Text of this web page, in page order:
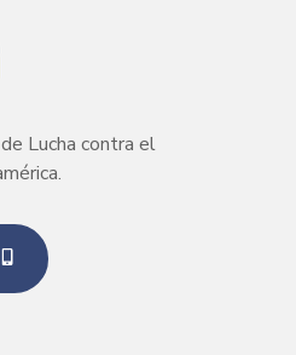
Lucha contra el